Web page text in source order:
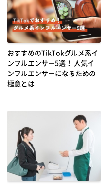
おすすめのTikTokグルメ系イ
ンフルエンサー5選！ 人気イ
ンフルエンサーになるための
極意とは